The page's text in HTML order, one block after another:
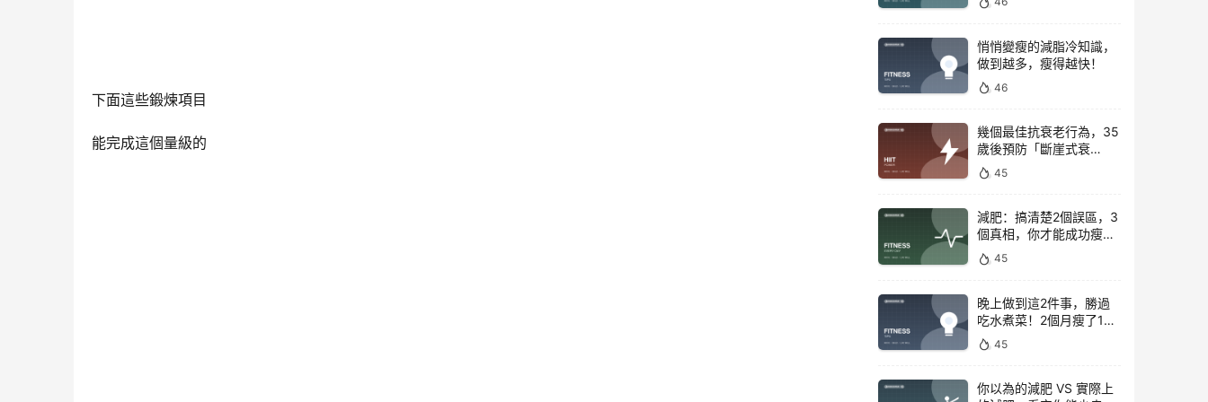
下面這些鍛煉項目
能完成這個量級的
悄悄變瘦的減脂冷知識，
做到越多，瘦得越快！
46
幾個最佳抗衰老行為，35
歲後預防「斷崖式衰
老」！
45
減肥：搞清楚2個誤區，3
個真相，你才能成功瘦下
來！45
晚上做到這2件事，勝過
吃水煮菜！2個月瘦了15
斤，腰圍下降6cm
45
你以為的減肥 VS 實際上